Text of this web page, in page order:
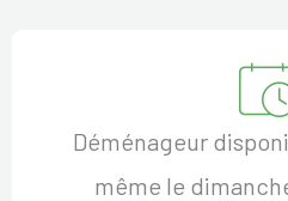
Déménageur
même le